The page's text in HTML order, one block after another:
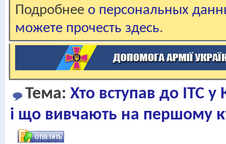
Подробнее о персональных
можете прочесть здесь.
Тема: Хто вступав до ІТС
і що вивчають на першому